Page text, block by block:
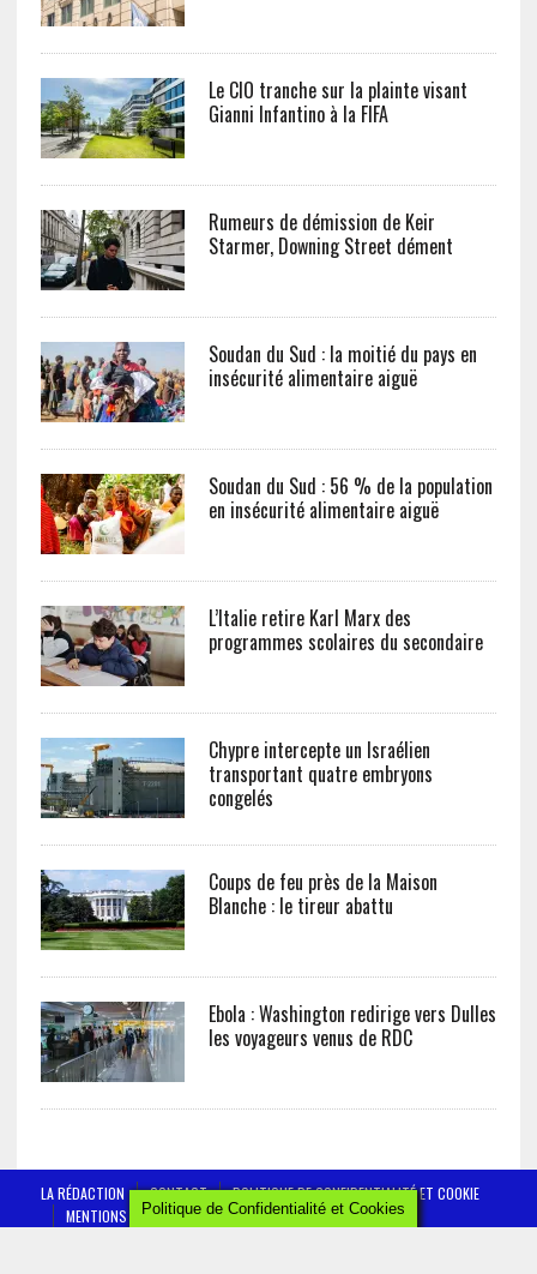
Le CIO tranche sur la plainte visant
Gianni Infantino à la FIFA
Rumeurs de démission de Keir
Starmer, Downing Street dément
Soudan du Sud : la moitié du pays en
insécurité alimentaire aiguë
Soudan du Sud : 56 % de la population
en insécurité alimentaire aiguë
L’Italie retire Karl Marx des
programmes scolaires du secondaire
Chypre intercepte un Israélien
transportant quatre embryons
congelés
Coups de feu près de la Maison
Blanche : le tireur abattu
Ebola : Washington redirige vers Dulles
les voyageurs venus de RDC
LA RÉDACTION CONTACT
POLITIQUE DE CONFIDENTIALITÉ ET COOKIE
MENTIONS LÉGALESPolitique de Confidentialité et Cookies